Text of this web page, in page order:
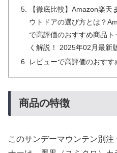
【徹底比較】Amazon楽
ウトドアの選び方とは？
で高評価のおすすめ商品
く解説！ 2025年02月最新
レビューで高評価のおす
商品の特徴
このサンデーマウンテン別